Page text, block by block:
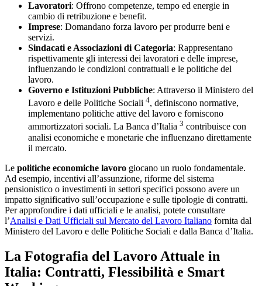
Lavoratori: Offrono competenze, tempo ed energie in
cambio di retribuzione e benefit.
Imprese: Domandano forza lavoro per produrre beni e
servizi.
Sindacati e Associazioni di Categoria: Rappresentano
rispettivamente gli interessi dei lavoratori e delle imprese,
influenzando le condizioni contrattuali e le politiche del
lavoro.
Governo e Istituzioni Pubbliche: Attraverso il Ministero del
Lavoro e delle Politiche Sociali 4, definiscono normative,
implementano politiche attive del lavoro e forniscono
ammortizzatori sociali. La Banca d’Italia 3 contribuisce con
analisi economiche e monetarie che influenzano direttamente
il mercato.
Le politiche economiche lavoro giocano un ruolo fondamentale.
Ad esempio, incentivi all’assunzione, riforme del sistema
pensionistico o investimenti in settori specifici possono avere un
impatto significativo sull’occupazione e sulle tipologie di contratti.
Per approfondire i dati ufficiali e le analisi, potete consultare
l’Analisi e Dati Ufficiali sul Mercato del Lavoro Italiano fornita dal
Ministero del Lavoro e delle Politiche Sociali e dalla Banca d’Italia.
La Fotografia del Lavoro Attuale in
Italia: Contratti, Flessibilità e Smart